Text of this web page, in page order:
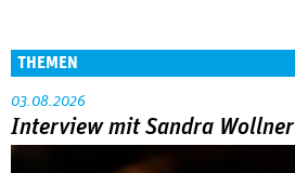
THEMEN
03.08.2026
Interview mit Sandra Wollner